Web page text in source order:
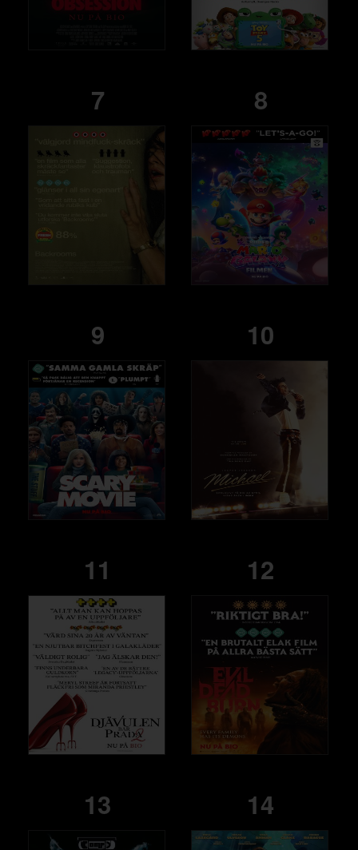
7 8
9 10
11 12
13 14